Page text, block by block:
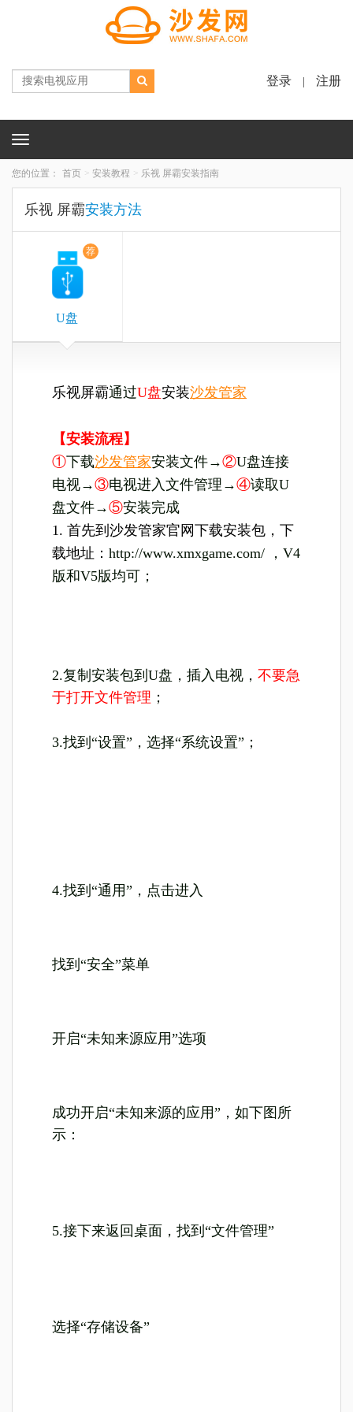
登录 注册
Toggle
您的位置： 首页 安装教程 乐视 屏霸安装指南
乐视 屏霸安装方法
荐
U盘
乐视屏霸通过U盘安装沙发管家
【安装流程】
①下载沙发管家安装文件→②U盘连接
电视→③电视进入文件管理→④读取U
盘文件→⑤安装完成
1. 首先到沙发管家官网下载安装包，下
载地址： http://www.xmxgame.com/ ，V4
版和V5版均可；
2.复制安装包到U盘，插入电视， 不要急
于打开文件管理 ；
3.找到“设置”，选择“系统设置”；
4.找到“通用”，点击进入
找到“安全”菜单
开启“未知来源应用”选项
成功开启“未知来源的应用”，如下图所
示：
5.接下来返回桌面，找到“文件管理”
选择“存储设备”